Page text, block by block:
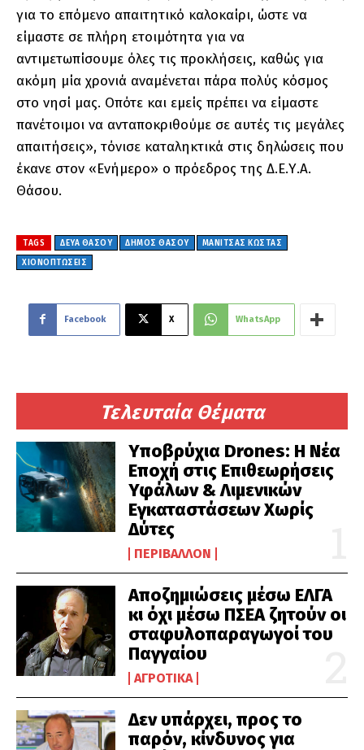
Τελευταία Θέματα
Υποβρύχια Drones: Η Νέα
Εποχή στις Επιθεωρήσεις
Υφάλων & Λιμενικών
Εγκαταστάσεων Χωρίς
Δύτες
ΠΕΡΙΒΆΛΛΟΝ
Αποζημιώσεις μέσω ΕΛΓΑ
κι όχι μέσω ΠΣΕΑ ζητούν οι
σταφυλοπαραγωγοί του
Παγγαίου
ΑΓΡΟΤΙΚΆ
Δεν υπάρχει, προς το
παρόν, κίνδυνος για
για το επόμενο απαιτητικό καλοκαίρι, ώστε να
είμαστε σε πλήρη ετοιμότητα για να
αντιμετωπίσουμε όλες τις προκλήσεις, καθώς για
ακόμη μία χρονιά αναμένεται πάρα πολύς κόσμος
στο νησί μας. Οπότε και εμείς πρέπει να είμαστε
πανέτοιμοι να ανταποκριθούμε σε αυτές τις μεγάλες
απαιτήσεις», τόνισε καταληκτικά στις δηλώσεις που
έκανε στον «Ενήμερο» ο πρόεδρος της Δ.Ε.Υ.Α.
Θάσου.
TAGS ΔΕΥΑ ΘΑΣΟΥ ΔΗΜΟΣ ΘΑΣΟΥ
ΜΑΝΙΤΣΑΣ ΚΩΣΤΑΣ
ΧΙΟΝΟΠΤΩΣΕΙΣ
Facebook X WhatsApp